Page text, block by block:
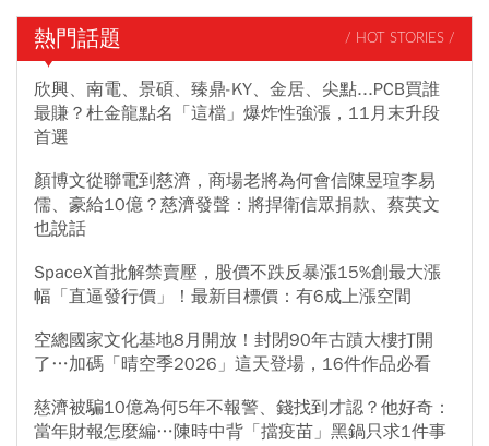
熱門話題 / HOT STORIES /
欣興、南電、景碩、臻鼎-KY、金居、尖點...PCB買誰
最賺？杜金龍點名「這檔」爆炸性強漲，11月末升段
首選
顏博文從聯電到慈濟，商場老將為何會信陳昱瑄李易
儒、豪給10億？慈濟發聲：將捍衛信眾捐款、蔡英文
也說話
SpaceX首批解禁賣壓，股價不跌反暴漲15%創最大漲
幅「直逼發行價」！最新目標價：有6成上漲空間
空總國家文化基地8月開放！封閉90年古蹟大樓打開
了…加碼「晴空季2026」這天登場，16件作品必看
慈濟被騙10億為何5年不報警、錢找到才認？他好奇：
當年財報怎麼編…陳時中背「擋疫苗」黑鍋只求1件事